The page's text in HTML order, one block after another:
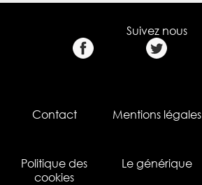
Suivez nous
Contact Mentions légales
Politique des
cookies
Le générique